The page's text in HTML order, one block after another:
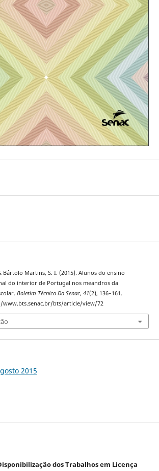
Bártolo Martins, S. I. (2015). Alunos do ensino
do interior de Portugal nos meandros da
Boletim Técnico Do Senac, 41(2), 136–161.
www.bts.senac.br/bts/article/view/72
2015
dos Trabalhos em Licença